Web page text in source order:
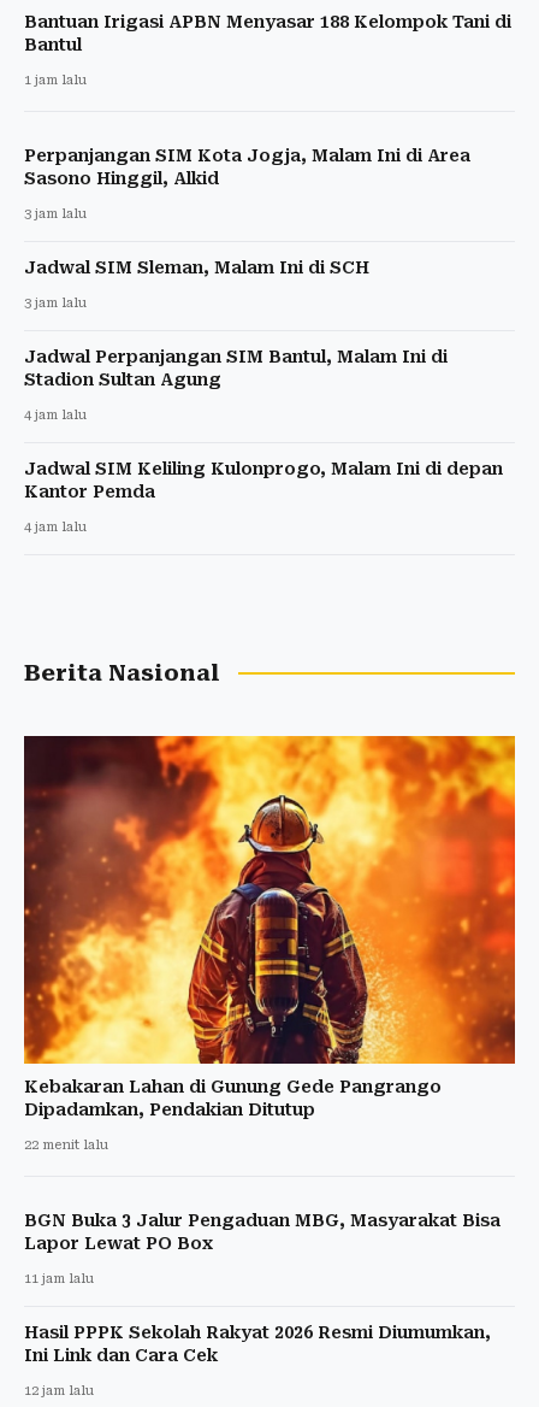
Bantuan Irigasi APBN Menyasar 188 Kelompok Tani di
Bantul
1 jam lalu
Perpanjangan SIM Kota Jogja, Malam Ini di Area
Sasono Hinggil, Alkid
3 jam lalu
Jadwal SIM Sleman, Malam Ini di SCH
3 jam lalu
Jadwal Perpanjangan SIM Bantul, Malam Ini di
Stadion Sultan Agung
4 jam lalu
Jadwal SIM Keliling Kulonprogo, Malam Ini di depan
Kantor Pemda
4 jam lalu
Berita Nasional
Kebakaran Lahan di Gunung Gede Pangrango
Dipadamkan, Pendakian Ditutup
22 menit lalu
BGN Buka 3 Jalur Pengaduan MBG, Masyarakat Bisa
Lapor Lewat PO Box
11 jam lalu
Hasil PPPK Sekolah Rakyat 2026 Resmi Diumumkan,
Ini Link dan Cara Cek
12 jam lalu